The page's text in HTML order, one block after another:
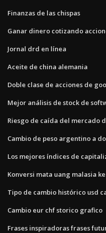
Finanzas de las chispas
Ganar dinero cotizando
Jornal drd en línea
Aceite de china alemania
Doble clase de acciones de
Mejor análisis de stock de
Riesgo de caída del mercado
Cambio de peso argentino a
Los mejores índices de
Konversi mata uang malasia
Tipo de cambio histórico usd
Cambio eur chf storico grafico
Frases inspiradoras frases